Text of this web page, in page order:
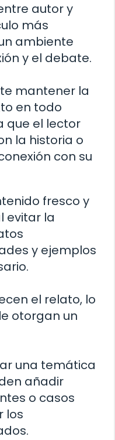
autor y
más
ambiente
y el debate.
mantener la
en todo
que el lector
la historia o
con su
fresco y
evitar la
y ejemplos
el relato, lo
otorgan un
una temática
añadir
o casos
los